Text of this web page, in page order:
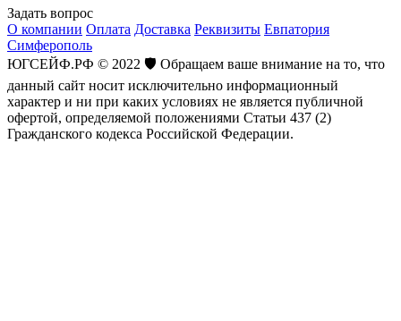
Задать вопрос
О компании Оплата Доставка Реквизиты Евпатория
Симферополь
ЮГСЕЙФ.РФ © 2022 🛡️ Обращаем ваше внимание на то, что
данный сайт носит исключительно информационный
характер и ни при каких условиях не является публичной
офертой, определяемой положениями Статьи 437 (2)
Гражданского кодекса Российской Федерации.